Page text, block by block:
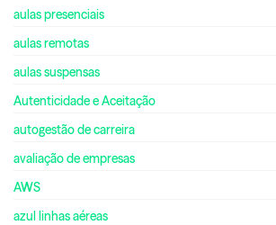
aulas presenciais
aulas remotas
aulas suspensas
Autenticidade e Aceitação
autogestão de carreira
avaliação de empresas
AWS
azul linhas aéreas